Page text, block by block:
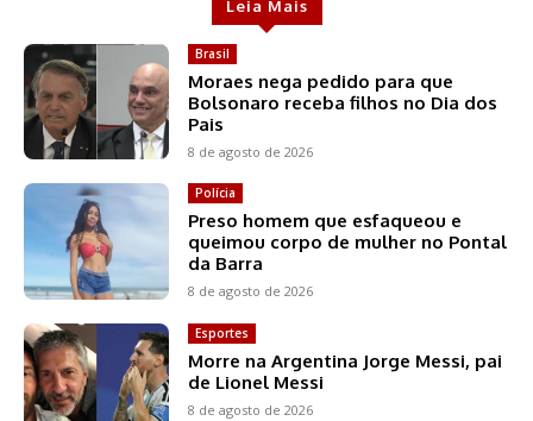
Leia Mais
Brasil
Moraes nega pedido para que
Bolsonaro receba filhos no Dia dos
Pais
8 de agosto de 2026
Polícia
Preso homem que esfaqueou e
queimou corpo de mulher no Pontal
da Barra
8 de agosto de 2026
Esportes
Morre na Argentina Jorge Messi, pai
de Lionel Messi
8 de agosto de 2026